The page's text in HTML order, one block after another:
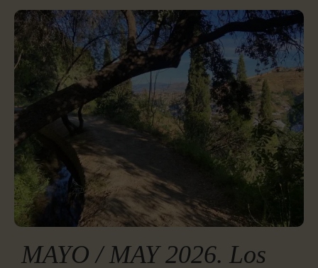
MAYO / MAY 2026. Los